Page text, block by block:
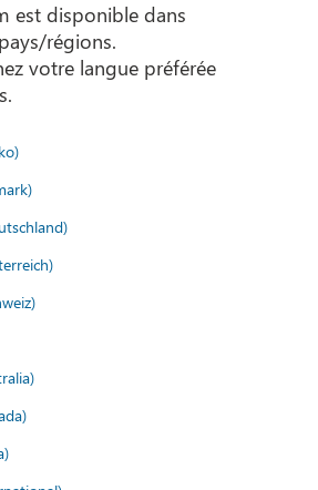
est disponible dans
régions.
votre langue préférée